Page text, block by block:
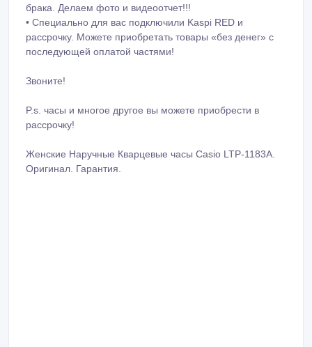
брака. Делаем фото и видеоотчет!!!
• Специально для вас подключили Kaspi RED и
рассрочку. Можете приобретать товары «без денег» с
последующей оплатой частями!
Звоните!
P.s. часы и многое другое вы можете приобрести в
рассрочку!
Женские Наручные Кварцевые часы Casio LTP-1183A.
Оригинал. Гарантия.